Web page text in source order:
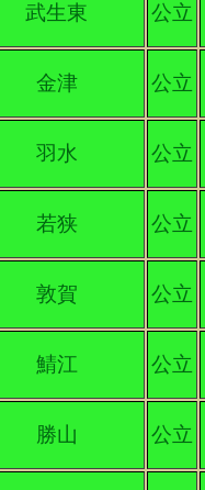
武生東 公立
金津 公立
羽水 公立
若狭 公立
敦賀 公立
鯖江 公立
勝山 公立